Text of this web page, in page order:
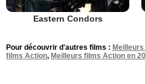
Eastern Condors
Pour découvrir d'autres films :
films Action, Meilleurs films Action en